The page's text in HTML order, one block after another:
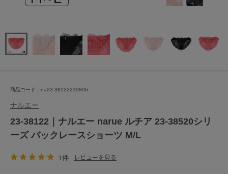
商品コード：na23-38122239806
ナルエー
23-38122｜ナルエー narue ルチア 23-38520シリ
ーズ バックレースショーツ M/L
1件 レビューを見る